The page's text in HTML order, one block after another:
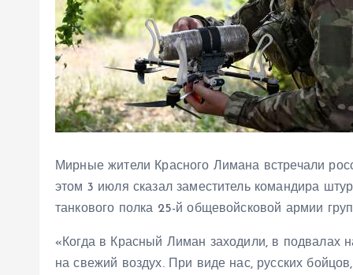
Мирные жители Красного Лимана встречали
этом 3 июля сказал заместитель командира
танкового полка 25-й общевойсковой армии
«Когда в Красный Лиман заходили, в подвалах
на свежий воздух. При виде нас, русских